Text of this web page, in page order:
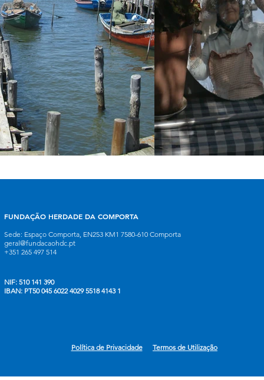
FUNDAÇÃO HERDADE DA COMPORTA
Sede: Espaço Comporta, EN253 KM1 7580-610 Comporta
geral@fundacaohdc.pt
+351 265 497 514
NIF: 510 141 390
IBAN: PT50 045 6022 4029 5518 4143 1
Política de Privacidade Termos de Utilização